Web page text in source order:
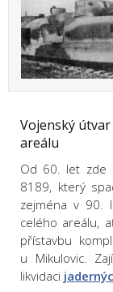
Vojenský útvar
areálu
Od 60. let zde
8189, který
zejména v 90.
celého areálu,
přístavbu
u Mikulovic.
likvidaci